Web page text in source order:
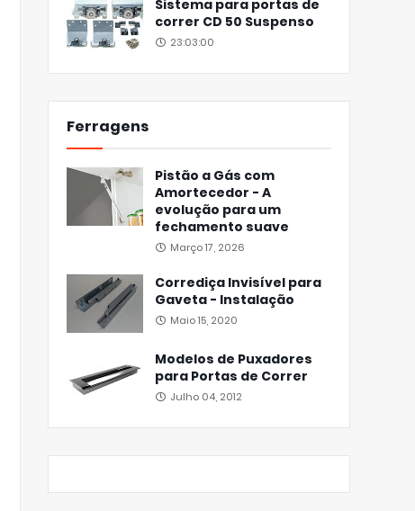
Sistema para portas de
correr CD 50 Suspenso
23:03:00
Ferragens
Pistão a Gás com
Amortecedor - A
evolução para um
fechamento suave
Março 17, 2026
Corrediça Invisível para
Gaveta - Instalação
Maio 15, 2020
Modelos de Puxadores
para Portas de Correr
Julho 04, 2012